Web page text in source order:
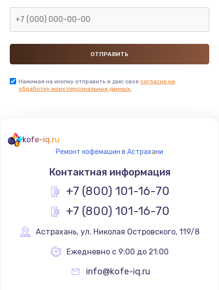
Замена микросхемы NFC
Заказать
Замена SIM-карты
от 550 руб.
Ремонт мембраны
Заказать
от 880 руб.
Заказать
Нажимая на кнопку отправить я даю свое согласие на
обработку моих персональных данных.
kofe-iq.ru
Ремонт кофемашин в Астрахани
Контактная информация
+7 (800) 101-16-70
+7 (800) 101-16-70
Астрахань, ул. Николая Островского, 119/8
Ежедневно с 9:00 до 21:00
info@kofe-iq.ru